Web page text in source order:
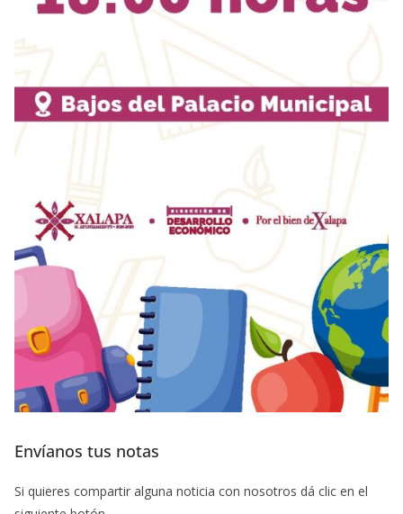
Envíanos tus notas
Si quieres compartir alguna noticia con nosotros dá clic en el